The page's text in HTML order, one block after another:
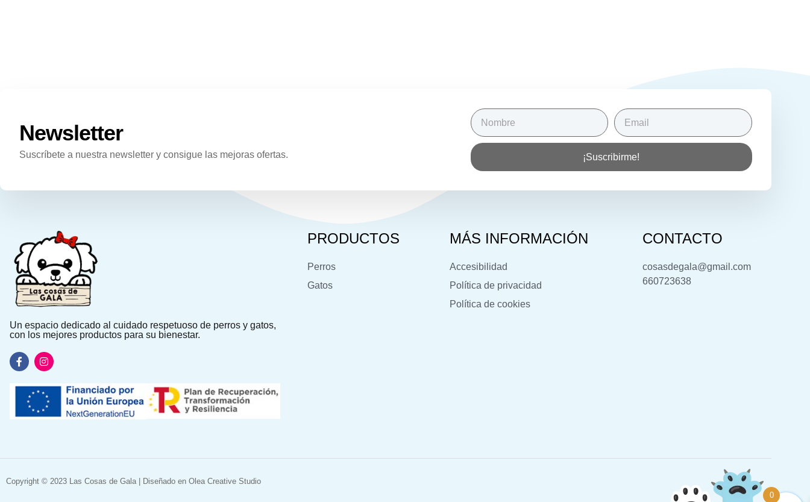
Newsletter
Suscríbete a nuestra newsletter y consigue las mejoras ofertas. ¡Suscribirme!
Un espacio dedicado al cuidado respetuoso de perros y gatos,
con los mejores productos para su bienestar.
PRODUCTOS
Perros
Gatos
MÁS INFORMACIÓN
Accesibilidad
Política de privacidad
Política de cookies
CONTACTO
cosasdegala@gmail.com
660723638
Copyright © 2023 Las Cosas de Gala | Diseñado en Olea Creative Studio
0